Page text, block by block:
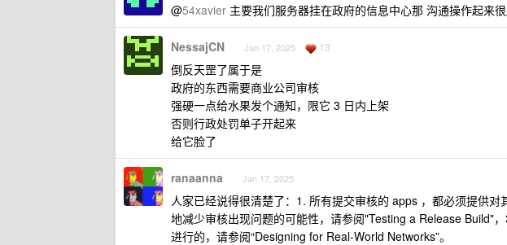
@54xavier 主要我们服务器挂在政府的信息中心那 沟通操作起来
NessajCN Jan 17, 2025 13
倒反天罡了属于是
政府的东西需要商业公司审核
强硬一点给水果发个通知，限它 3 日内上架
否则行政处罚单子开起来
给它脸了
ranaanna Jan 17, 2025
人家已经说得很清楚了：1. 所有提交审核的 apps ，都必须提供
地减少审核出现问题的可能性，请参阅"Testing a Release Build"
进行的，请参阅“Designing for Real-World Networks”。